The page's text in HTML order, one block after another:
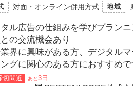
対面・オンライン併用方式 地域
ル広告の仕組みを学びプランニ
の交流機会あり
界に興味がある方、デジタル
グに関心のある方におすすめで
切間近 あと3日